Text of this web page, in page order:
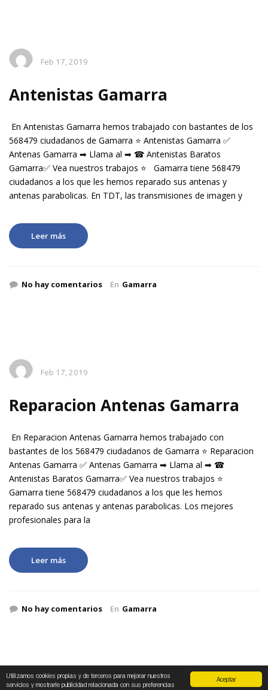
Aceptar
Utilizamos cookies propias y de terceros para mejorar nuestros
servicios y mostrarle publicidad relacionada con sus preferencias
Feb 17, 2019
Antenistas Gamarra
En Antenistas Gamarra hemos trabajado con bastantes de los
568479 ciudadanos de Gamarra ⭐ Antenistas Gamarra ✅
Antenas Gamarra ➡ Llama al ➡ ☎ Antenistas Baratos
Gamarra✅ Vea nuestros trabajos ⭐ Gamarra tiene 568479
ciudadanos a los que les hemos reparado sus antenas y
antenas parabolicas. En TDT, las transmisiones de imagen y
Leer más
No hay comentarios En Gamarra
Feb 17, 2019
Reparacion Antenas Gamarra
En Reparacion Antenas Gamarra hemos trabajado con
bastantes de los 568479 ciudadanos de Gamarra ⭐ Reparacion
Antenas Gamarra ✅ Antenas Gamarra ➡ Llama al ➡ ☎
Antenistas Baratos Gamarra✅ Vea nuestros trabajos ⭐
Gamarra tiene 568479 ciudadanos a los que les hemos
reparado sus antenas y antenas parabolicas. Los mejores
profesionales para la
Leer más
No hay comentarios En Gamarra